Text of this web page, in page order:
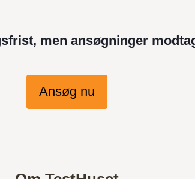
men ansøgninger
Ansøg nu